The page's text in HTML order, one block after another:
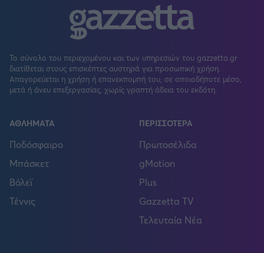
Το σύνολο του περιεχομένου και των υπηρεσιών του gazzetta.gr
διατίθεται στους επισκέπτες αυστηρά για προσωπική χρήση.
Απαγορεύεται η χρήση ή επανεκπομπή του, σε οποιοδήποτε μέσο,
μετά ή άνευ επεξεργασίας, χωρίς γραπτή άδεια του εκδότη.
ΑΘΛΗΜΑΤΑ
Ποδόσφαιρο
Μπάσκετ
Βόλεϊ
Τέννις
ΠΕΡΙΣΣΟΤΕΡΑ
Πρωτοσέλιδα
gMotion
Plus
Gazzetta TV
Τελευταία Νέα